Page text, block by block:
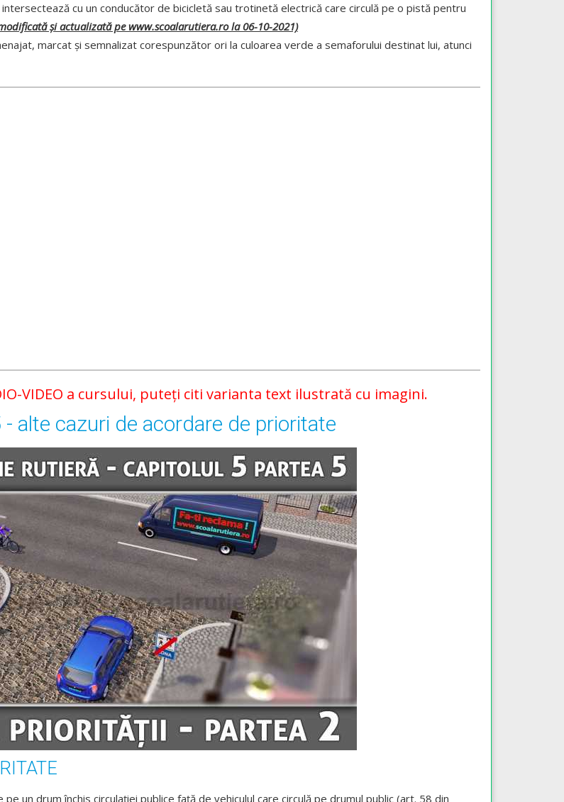
cu un conducător de bicicletă sau trotinetă electrică care circulă pe o pistă pentru
și actualizată pe www.scoalarutiera.ro la 06-10-2021)
marcat şi semnalizat corespunzător ori la culoarea verde a semaforului destinat lui, atunci
VIDEO a cursului, puteți citi varianta text ilustrată cu imagini.
alte cazuri de acordare de prioritate
un drum închis circulației publice față de vehiculul care circulă pe drumul public (art. 58 din